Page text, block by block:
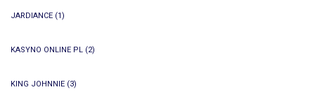
JARDIANCE (1)
KASYNO ONLINE PL (2)
KING JOHNNIE (3)